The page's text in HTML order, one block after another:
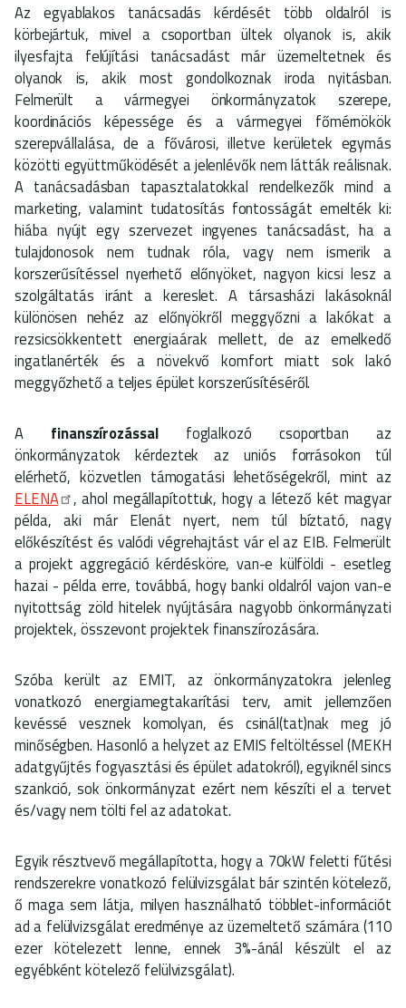
Az egyablakos tanácsadás kérdését több oldalról is
körbejártuk, mivel a csoportban ültek olyanok is, akik
ilyesfajta felújítási tanácsadást már üzemeltetnek és
olyanok is, akik most gondolkoznak iroda nyitásban.
Felmerült a vármegyei önkormányzatok szerepe,
koordinációs képessége és a vármegyei főmérnökök
szerepvállalása, de a fővárosi, illetve kerületek egymás
közötti együttműködését a jelenlévők nem látták reálisnak.
A tanácsadásban tapasztalatokkal rendelkezők mind a
marketing, valamint tudatosítás fontosságát emelték ki:
hiába nyújt egy szervezet ingyenes tanácsadást, ha a
tulajdonosok nem tudnak róla, vagy nem ismerik a
korszerűsítéssel nyerhető előnyöket, nagyon kicsi lesz a
szolgáltatás iránt a kereslet. A társasházi lakásoknál
különösen nehéz az előnyökről meggyőzni a lakókat a
rezsicsökkentett energiaárak mellett, de az emelkedő
ingatlanérték és a növekvő komfort miatt sok lakó
meggyőzhető a teljes épület korszerűsítéséről.
A finanszírozással foglalkozó
csoportban az
önkormányzatok kérdeztek az uniós forrásokon túl
elérhető, közvetlen támogatási lehetőségekről, mint az
ELENA
, ahol megállapítottuk, hogy a létező két magyar
példa, aki már Elenát nyert, nem túl bíztató, nagy
előkészítést és valódi végrehajtást vár el az EIB. Felmerült
a projekt aggregáció kérdésköre, van-e külföldi - esetleg
hazai - példa erre, továbbá, hogy banki oldalról vajon van-e
nyitottság zöld hitelek nyújtására nagyobb önkormányzati
projektek, összevont projektek finanszírozására.
Szóba került az EMIT, az önkormányzatokra jelenleg
vonatkozó energiamegtakarítási terv, amit jellemzően
kevéssé vesznek komolyan, és csinál(tat)nak meg jó
minőségben. Hasonló a helyzet az EMIS feltöltéssel (MEKH
adatgyűjtés fogyasztási és épület adatokról), egyiknél sincs
szankció, sok önkormányzat ezért nem készíti el a tervet
és/vagy nem tölti fel az adatokat.
Egyik résztvevő megállapította, hogy a 70kW feletti fűtési
rendszerekre vonatkozó felülvizsgálat bár szintén kötelező,
ő maga sem látja, milyen használható többlet-információt
ad a felülvizsgálat eredménye az üzemeltető számára (110
ezer kötelezett lenne, ennek 3%-ánál készült el az
egyébként kötelező felülvizsgálat).